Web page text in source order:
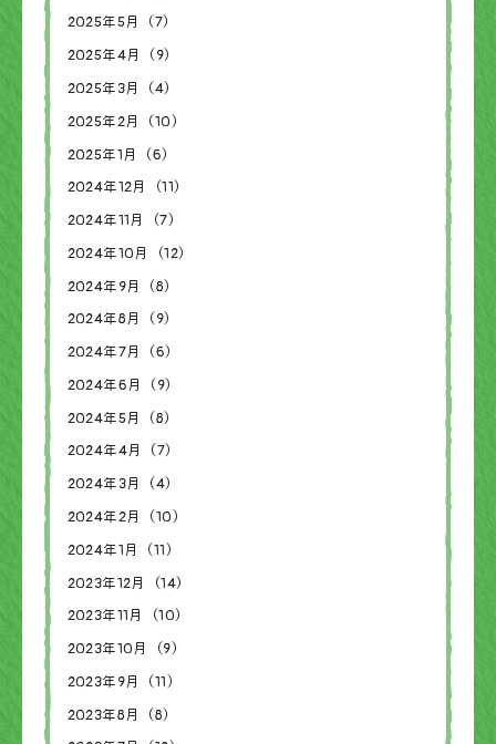
2025年5月（7）
2025年4月（9）
2025年3月（4）
2025年2月（10）
2025年1月（6）
2024年12月（11）
2024年11月（7）
2024年10月（12）
2024年9月（8）
2024年8月（9）
2024年7月（6）
2024年6月（9）
2024年5月（8）
2024年4月（7）
2024年3月（4）
2024年2月（10）
2024年1月（11）
2023年12月（14）
2023年11月（10）
2023年10月（9）
2023年9月（11）
2023年8月（8）